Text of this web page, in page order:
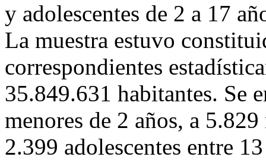
y adolescentes de 2 a 17
La muestra estuvo
correspondientes
35.849.631 habitantes. Se
menores de 2 años, a
2.399 adolescentes entre